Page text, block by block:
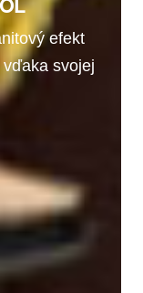
efekt
svojej